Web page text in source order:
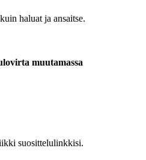
haluat ja ansaitse.
muutamassa
suosittelulinkkisi.